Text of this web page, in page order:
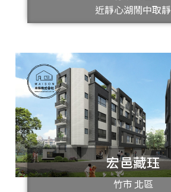
近靜心湖鬧中取靜
宏邑藏珏
竹市 北區